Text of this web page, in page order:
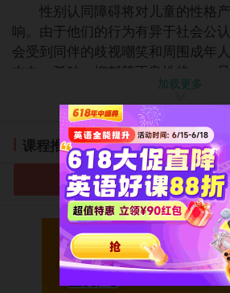
性别认同障碍将对儿童的性格产
响。由于他们的行为有异于社会公
会受到同伴的歧视嘲笑和周围成年
内向、孤独、抑郁等不良性格。一
童时代及时纠正，长大以后，他们
生同性恋、异装疯等心理变态，患
振、消极悲观，无法正常地工作、
甚至产生厌世和自杀等严重后果。
心理学家认为，只要家长引导有
别教育，同时改善环境条件，及时
题，2岁至4岁之间孩子的性别认同
到纠正的。
表现2：孩子经常托腮
加载更多
课程推荐
进入小学选课中
微信扫码免费领
小学1-6年级